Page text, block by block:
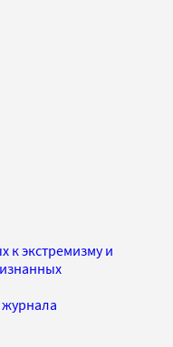
к экстремизму и